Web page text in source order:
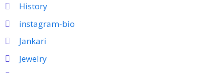
History
instagram-bio
Jankari
Jewelry